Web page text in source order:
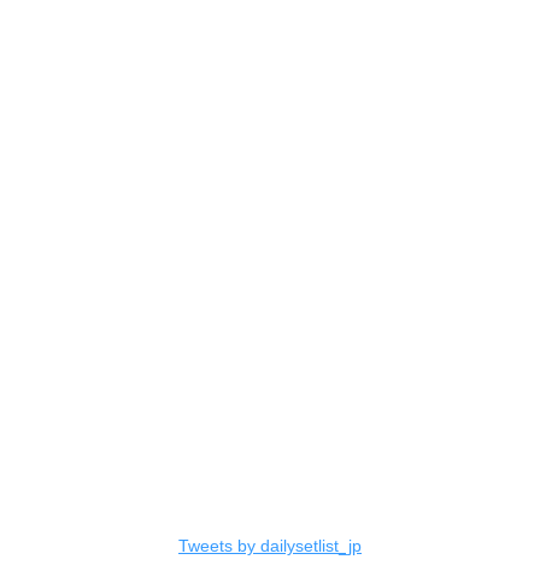
Tweets by dailysetlist_jp